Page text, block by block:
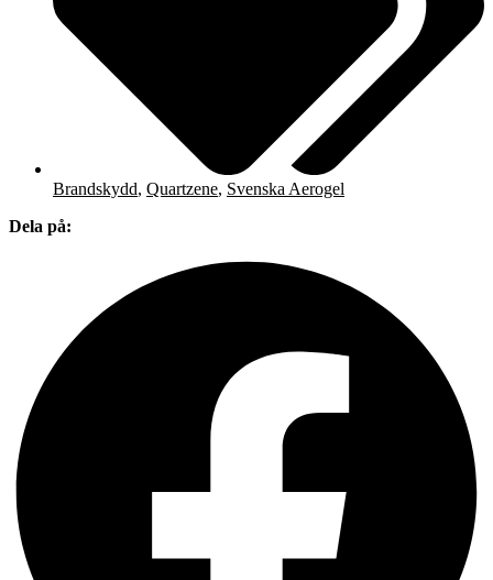
Brandskydd, Quartzene, Svenska Aerogel
Dela på: